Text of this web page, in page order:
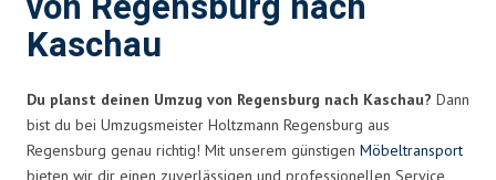
Kaschau
Du planst deinen Umzug von Regensburg nach Kaschau? Dann
bist du bei Umzugsmeister Holtzmann Regensburg aus
Regensburg genau richtig! Mit unserem günstigen Möbeltransport
bieten wir dir einen zuverlässigen und professionellen Service,